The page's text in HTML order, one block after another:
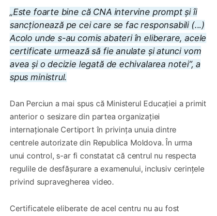
„Este foarte bine că CNA intervine prompt și îi
sancționează pe cei care se fac responsabili (...)
Acolo unde s-au comis abateri în eliberare, acele
certificate urmează să fie anulate și atunci vom
avea și o decizie legată de echivalarea notei”, a
spus ministrul.
Dan Perciun a mai spus că Ministerul Educației a primit
anterior o sesizare din partea organizației
internaționale Certiport în privința unuia dintre
centrele autorizate din Republica Moldova. În urma
unui control, s-ar fi constatat că centrul nu respecta
regulile de desfășurare a examenului, inclusiv cerințele
privind supravegherea video.
Certificatele eliberate de acel centru nu au fost